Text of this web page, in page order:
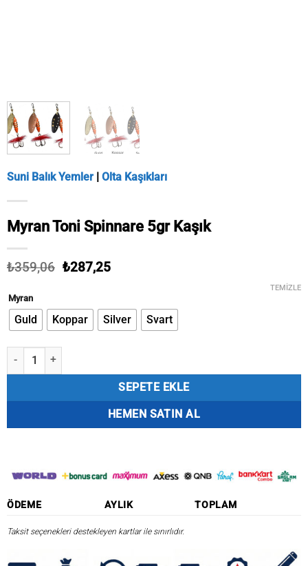
Suni Balık Yemler | Olta Kaşıkları
Myran Toni Spinnare 5gr Kaşık
₺359,06 Orijinal
₺287,25Şu
₺287,25.
Myran
Guld Koppar Silver Svart
TEMIZLE
Myran Toni Spinnare 5gr Kaşık adet
SEPETE EKLE
HEMEN SATIN AL
ÖDEME AYLIK TOPLAM
Taksit seçenekleri destekleyen kartlar ile sınırlıdır.